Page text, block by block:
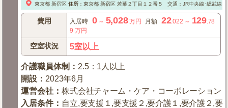
東京都 新宿区 住所： 東京都 新宿区若葉２丁目１２番５ 交通：JR中央線･総武線
費用 入居時 0～ 5,028万円 月額 22.022 ～ 129.78
9 万円
空室状況 5室以上
介護職員体制 ： 2.5：1人以上
開設 ： 2023年6月
運営会社 ：株式会社チャーム・ケア・コーポレーション
入居条件： 自立,要支援１,要支援２,要介護１,要介護２,要